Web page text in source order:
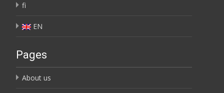
fi
EN
Pages
About us